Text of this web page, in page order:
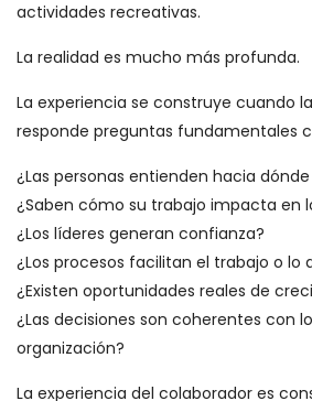
actividades recreativas.
La realidad es mucho más profunda.
La experiencia se construye cuando
responde preguntas fundamentales
¿Las personas entienden hacia
¿Saben cómo su trabajo impacta en
¿Los líderes generan confianza?
¿Los procesos facilitan el trabajo o lo
¿Existen oportunidades reales de
¿Las decisiones son coherentes con
organización?
La experiencia del colaborador es